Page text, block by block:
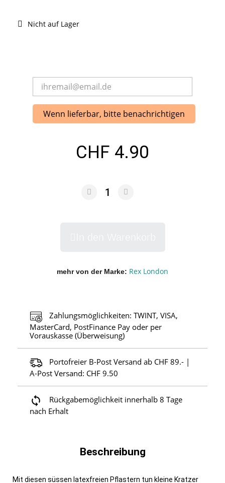
Nicht auf Lager
Wenn lieferbar, bitte benachrichtigen
CHF 4.90
mehr von der Marke Rex London
Zahlungsmöglichkeiten: TWINT, VISA,
MasterCard, PostFinance Pay oder per
Vorauskasse (Überweisung)
Portofreier B-Post Versand ab CHF 89.- |
A-Post Versand: CHF 9.50
Rückgabemöglichkeit innerhalb 8 Tage
nach Erhalt
Beschreibung
Mit diesen süssen latexfreien Pflastern tun kleine Kratzer